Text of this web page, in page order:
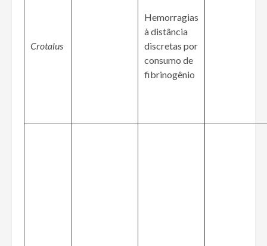
Crotalus
Hemorragias
à distância
discretas por
consumo de
fibrinogênio